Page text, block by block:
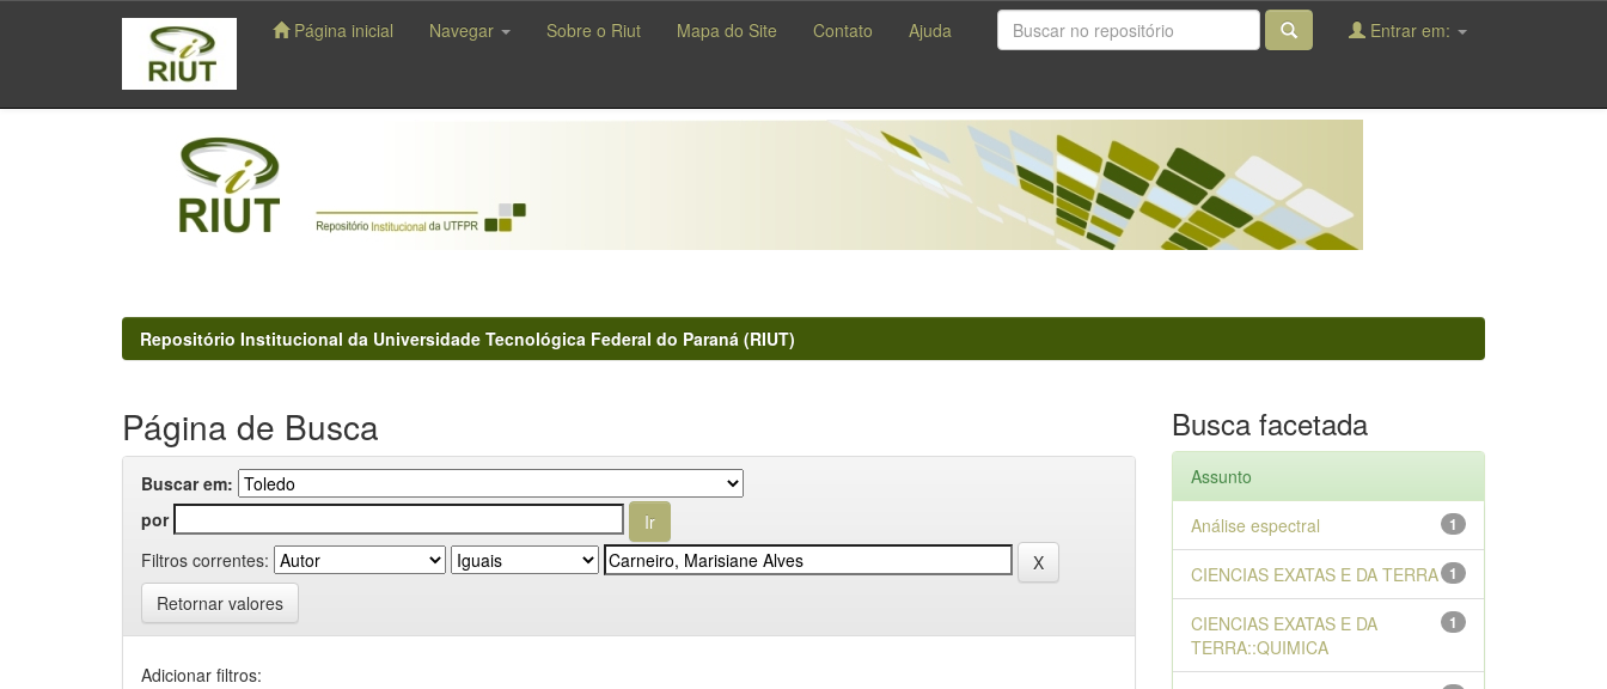
navigation
Página inicial Navegar Sobre o Riut Mapa do Site Contato Ajuda Entrar em:
Repositório Institucional da Universidade Tecnológica Federal do Paraná (RIUT)
Página de Busca
Buscar em:
por
Filtros correntes:
Retornar valores
Adicionar filtros:
Busca facetada
Assunto
1
Análise espectral
1
CIENCIAS EXATAS E DA TERRA
1
CIENCIAS EXATAS E DA
TERRA::QUIMICA